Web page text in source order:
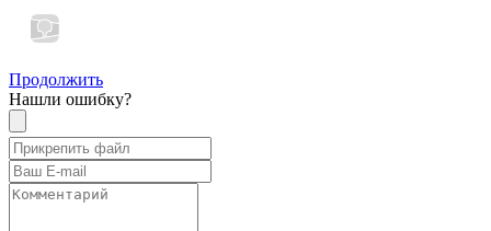
Продолжить
Нашли ошибку?